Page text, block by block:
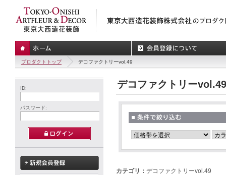
プロダクトトップ デコファクトリーvol.49
ID:
パスワード:
デコファクトリーvol.49
カテゴリ： デコファクトリーvol.49